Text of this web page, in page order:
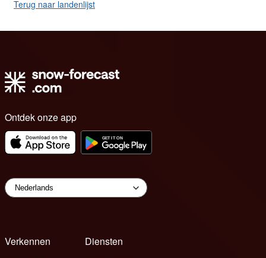
Terug naar landenlijst
Ontdek onze app
Verkennen
Diensten